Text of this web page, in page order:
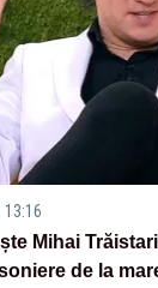
13:16
Mihai
de la